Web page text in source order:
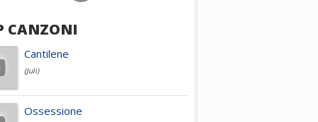
Achille Lauro
Cesare Cremonini
CANZONI
Cantilene
(Juli)
Ossessione